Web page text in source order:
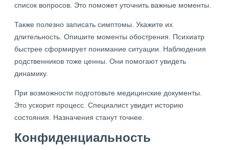
список вопросов. Это поможет уточнить важные моменты.
Также полезно записать симптомы. Укажите их
длительность. Опишите моменты обострения. Психиатр
быстрее сформирует понимание ситуации. Наблюдения
родственников тоже ценны. Они помогают увидеть
динамику.
При возможности подготовьте медицинские документы.
Это ускорит процесс. Специалист увидит историю
состояния. Назначения станут точнее.
Конфиденциальность